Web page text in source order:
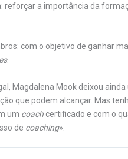
reforçar a importância da
com o objetivo de ganhar
.
Magdalena Mook deixou
que podem alcançar. Mas
um coach certificado e com o
de coaching».